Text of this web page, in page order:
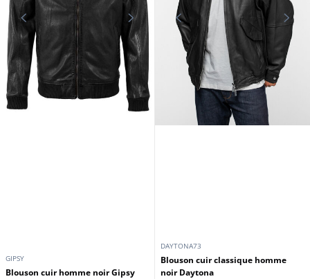
GIPSY
Blouson cuir homme noir Gipsy
DAYTONA73
Blouson cuir classique homme
noir Daytona